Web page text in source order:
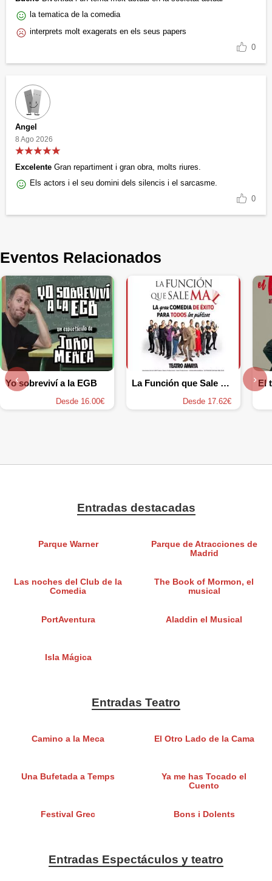
la tematica de la comedia
interprets molt exagerats en els seus papers
0
Angel
8 Ago 2026
Excelente Gran repartiment i gran obra, molts riures.
Els actors i el seu domini dels silencis i el sarcasme.
0
Eventos Relacionados
Yo sobreviví a la EGB
Desde 16.00€
La Función que Sale mal
Desde 17.62€
‹ ›
Entradas destacadas
Parque Warner
Parque de Atracciones de
Madrid
Las noches del Club de la
Comedia
The Book of Mormon, el
musical
PortAventura Aladdin el Musical
Isla Mágica
Entradas Teatro
Camino a la Meca El Otro Lado de la Cama
Una Bufetada a Temps
Ya me has Tocado el
Cuento
Festival Grec Bons i Dolents
Entradas Espectáculos y teatro